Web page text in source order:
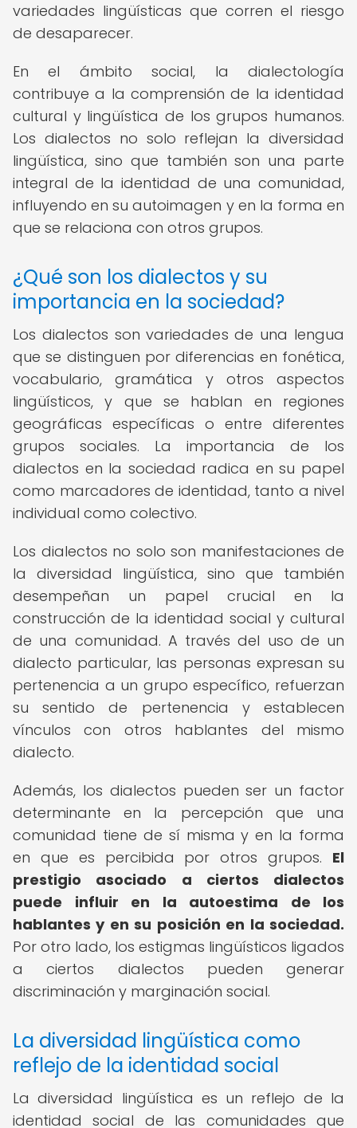
variedades lingüísticas que corren el riesgo
de desaparecer.
En el ámbito social, la dialectología
contribuye a la comprensión de la identidad
cultural y lingüística de los grupos humanos.
Los dialectos no solo reflejan la diversidad
lingüística, sino que también son una parte
integral de la identidad de una comunidad,
influyendo en su autoimagen y en la forma en
que se relaciona con otros grupos.
¿Qué son los dialectos y su
importancia en la sociedad?
Los dialectos son variedades de una lengua
que se distinguen por diferencias en fonética,
vocabulario, gramática y otros aspectos
lingüísticos, y que se hablan en regiones
geográficas específicas o entre diferentes
grupos sociales. La importancia de los
dialectos en la sociedad radica en su papel
como marcadores de identidad, tanto a nivel
individual como colectivo.
Los dialectos no solo son manifestaciones de
la diversidad lingüística, sino que también
desempeñan un papel crucial en la
construcción de la identidad social y cultural
de una comunidad. A través del uso de un
dialecto particular, las personas expresan su
pertenencia a un grupo específico, refuerzan
su sentido de pertenencia y establecen
vínculos con otros hablantes del mismo
dialecto.
Además, los dialectos pueden ser un factor
determinante en la percepción que una
comunidad tiene de sí misma y en la forma
en que es percibida por otros grupos. El
prestigio asociado a ciertos dialectos
puede influir en la autoestima de los
hablantes y en su posición en la sociedad.
Por otro lado, los estigmas lingüísticos ligados
a ciertos dialectos pueden generar
discriminación y marginación social.
La diversidad lingüística como
reflejo de la identidad social
La diversidad lingüística es un reflejo de la
identidad social de las comunidades que